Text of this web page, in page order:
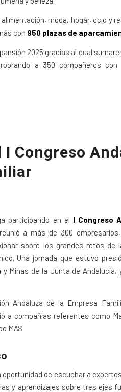
moda, hogar, ocio y
con 950 plazas de
2025 gracias al cual
a 350 compañeros con
Congreso
participando en el I Congreso
a más de 300
sobre los grandes retos de
Una jornada que estuvo
Minas de la Junta de Andalucía,
Andaluza de la Empresa
a compañías referentes como
MAS.
de escuchar a
y aprendizajes sobre tres ejes